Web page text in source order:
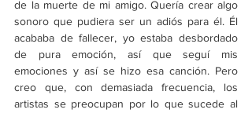
de la muerte de mi amigo. Quería crear algo
sonoro que pudiera ser un adiós para él. Él
acababa de fallecer, yo estaba desbordado
de pura emoción, así que seguí mis
emociones y así se hizo esa canción. Pero
creo que, con demasiada frecuencia, los
artistas se preocupan por lo que sucede al